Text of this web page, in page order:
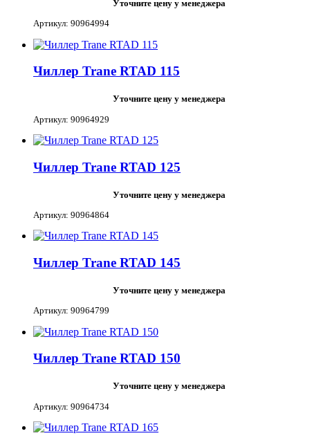
Уточните цену у менеджера
Артикул: 90964994
Чиллер Trane RTAD 115
Уточните цену у менеджера
Артикул: 90964929
Чиллер Trane RTAD 125
Уточните цену у менеджера
Артикул: 90964864
Чиллер Trane RTAD 145
Уточните цену у менеджера
Артикул: 90964799
Чиллер Trane RTAD 150
Уточните цену у менеджера
Артикул: 90964734